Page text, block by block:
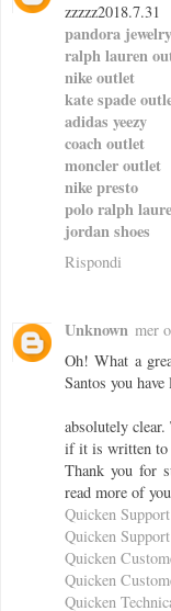
zzzzz2018.7.31
pandora jewelry
ralph lauren
nike outlet
kate spade
adidas yeezy
coach outlet
moncler outlet
nike presto
polo ralph
jordan shoes
Rispondi
Unknown mer
Oh! What a
Santos you
absolutely
if it is written to
Thank you for
read more of
Quicken
Quicken
Quicken
Quicken
Quicken